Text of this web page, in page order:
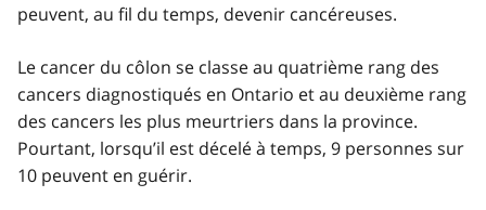
peuvent, au fil du temps, devenir cancéreuses.
Le cancer du côlon se classe au quatrième rang des
cancers diagnostiqués en Ontario et au deuxième rang
des cancers les plus meurtriers dans la province.
Pourtant, lorsqu’il est décelé à temps, 9 personnes sur
10 peuvent en guérir.